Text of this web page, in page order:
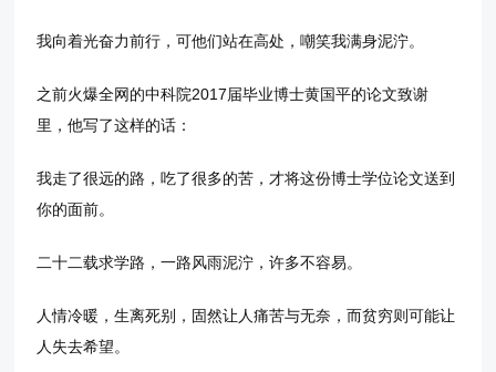
我向着光奋力前行，可他们站在高处，嘲笑我满身泥泞。
之前火爆全网的中科院2017届毕业博士黄国平的论文致谢
里，他写了这样的话：
我走了很远的路，吃了很多的苦，才将这份博士学位论文送到
你的面前。
二十二载求学路，一路风雨泥泞，许多不容易。
人情冷暖，生离死别，固然让人痛苦与无奈，而贫穷则可能让
人失去希望。